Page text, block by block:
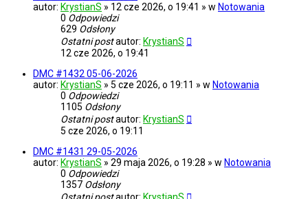
autor: KrystianS » 12 cze 2026, o 19:41 » w Notowania
0 Odpowiedzi
629 Odsłony
Ostatni postautor: KrystianS
12 cze 2026, o 19:41
DMC #1432 05-06-2026
autor: KrystianS » 5 cze 2026, o 19:11 » w Notowania
0 Odpowiedzi
1105 Odsłony
Ostatni postautor: KrystianS
5 cze 2026, o 19:11
DMC #1431 29-05-2026
autor: KrystianS » 29 maja 2026, o 19:28 » w Notowania
0 Odpowiedzi
1357 Odsłony